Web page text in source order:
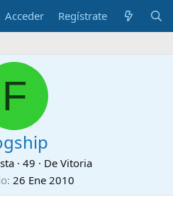
Acceder Regístrate
F
· 49 · De Vitoria
26 Ene 2010